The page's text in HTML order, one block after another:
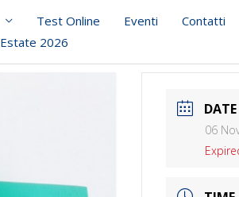
Test Online Eventi
Contatti
Estate 2026
DATE
06